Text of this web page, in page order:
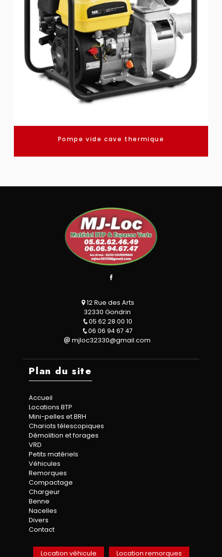
Pompe vide cave thermique
12 Rue des Arts
32330 Gondrin
05 62 28 00 10
06 06 94 67 47
mjloc32330@gmail.com
Plan du site
Accueil
Locations BTP
Mini-pelles et BRH
Chariots télescopiques
Démolition et forages
VRD
Petits matériels
Véhicules
Remorques
Compactage
Chargeur
Benne
Nacelles
Divers
Contact
Location véhicule Location remorques